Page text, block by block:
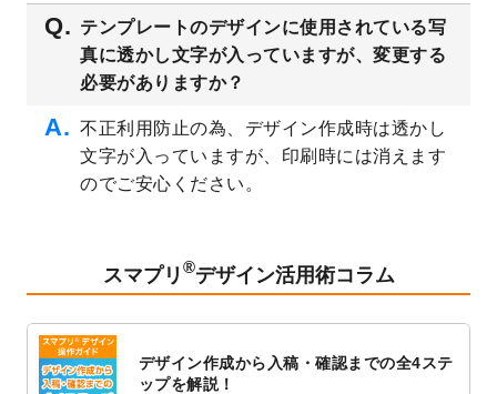
2023/3/16
シール・ラベルのデザインテンプレートを
公開いたしました。
2023/3/13
封筒（長3、洋長3、角2）のデザインテンプ
レートを追加しました。
2023/3/13
クリアファイルのデザインテンプレート
追加しました。
2023/3/2
パワーポイント版テンプレートをダウンロ
追加しました。
2023/1/13
4月始まりのカレンダーデザインテンプレー
2023/1/5
スタンプカードのデザインテンプレート
追加しました。
テンプレートのデザインに使用されている写
真に透かし文字が入っていますが、変更する
必要がありますか？
不正利用防止の為、デザイン作成時は透かし
文字が入っていますが、印刷時には消えます
のでご安心ください。
スマプリ ®デザイン活用術コラム
デザイン作成から入稿・確認までの全4ステ
ップを解説！